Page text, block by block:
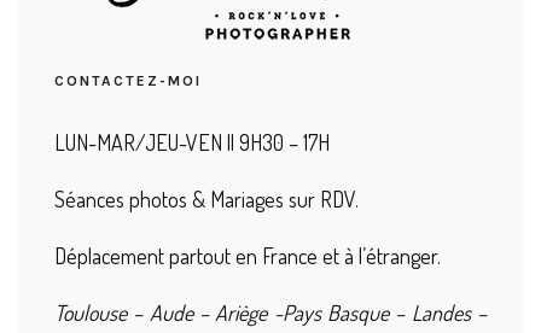
CONTACTEZ-MOI
LUN-MAR/JEU-VEN || 9H30 – 17H
Séances photos & Mariages sur RDV.
Déplacement partout en France et à l’étranger.
Toulouse – Aude – Ariège -Pays Basque – Landes –